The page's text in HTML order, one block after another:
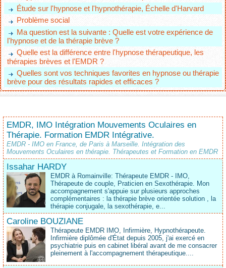
Étude sur l'hypnose et l'hypnothérapie, Échelle d'Harvard
Problème social
Ma question est la suivante : Quelle est votre expérience de
l'hypnose et de la thérapie brève ?
Quelle est la différence entre l'hypnose thérapeutique, les
thérapies brèves et l'EMDR ?
Quelles sont vos techniques favorites en hypnose ou thérapie
brève pour des résultats rapides et efficaces ?
EMDR, IMO Intégration Mouvements Oculaires en
Thérapie. Formation EMDR Intégrative.
EMDR - IMO en France, de Paris à Marseille. Intégration des
Mouvements Oculaires en thérapie. Thérapeutes et Formation en EMDR
Issahar HARDY
EMDR à Romainville: Thérapeute EMDR - IMO,
Thérapeute de couple, Praticien en Sexothérapie. Mon
accompagnement s'appuie sur plusieurs approches
complémentaires : la thérapie brève orientée solution , la
thérapie conjugale, la sexothérapie, e...
Caroline BOUZIANE
Thérapeute EMDR IMO, Infirmière, Hypnothérapeute.
Infirmière diplômée d'État depuis 2005, j'ai exercé en
psychiatrie puis en cabinet libéral avant de me consacrer
pleinement à l'accompagnement thérapeutique....